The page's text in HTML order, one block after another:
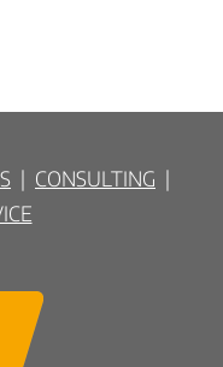
| CONSULTING |